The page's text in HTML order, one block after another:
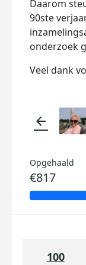
Daarom
90ste
onderzoek
Veel dank
arrow_back
Opgehaald
€817
100